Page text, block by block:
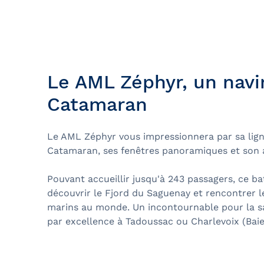
Croisière de soir
Croisières entre Montréal,
Tadoussac
Croisière de Noël
Croisière aux petits
Navette fluviale
Le AML Zéphyr, un
Catamaran
Le AML Zéphyr vous impressionnera par sa
Catamaran, ses fenêtres panoramiques et son
Pouvant accueillir jusqu'à 243 passagers, ce
découvrir le Fjord du Saguenay et rencontrer
marins au monde. Un incontournable pour la
par excellence à Tadoussac ou Charlevoix